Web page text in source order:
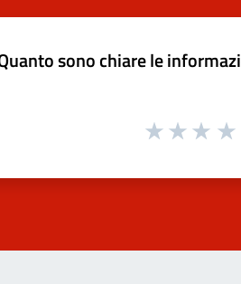
sono chiare le